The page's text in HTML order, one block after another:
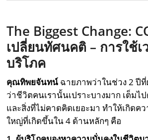
The Biggest Change:
เปลี่ยนทัศนคติ – การใช้
บริโภค
คุณทิพยจันทน์ ฉายภาพว่าในช่วง 2 ปี
ว่าชีวิตคนเรานั้นเปราะบางมาก เต็มไ
และสิ่งที่ไม่คาดคิดเยอะมา ทำให้เกิดค
ใหญ่ที่เกิดขึ้นใน 4 ด้านหลักๆ คือ